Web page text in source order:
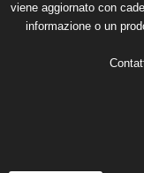
viene aggiornato con
informazione o un